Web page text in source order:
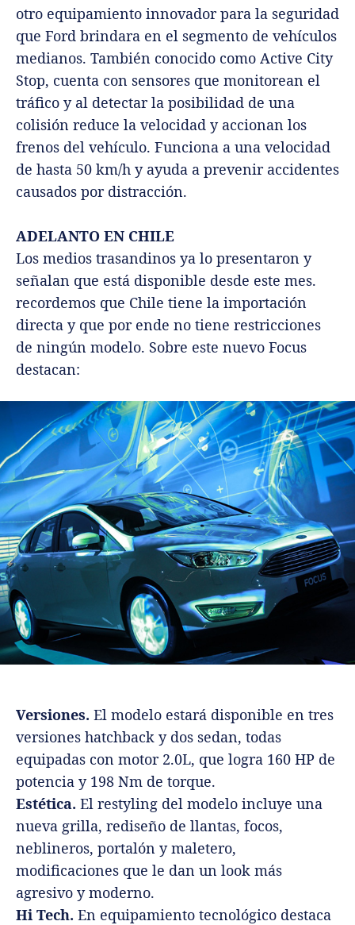
otro equipamiento innovador para la seguridad
que Ford brindara en el segmento de vehículos
medianos. También conocido como Active City
Stop, cuenta con sensores que monitorean el
tráfico y al detectar la posibilidad de una
colisión reduce la velocidad y accionan los
frenos del vehículo. Funciona a una velocidad
de hasta 50 km/h y ayuda a prevenir accidentes
causados por distracción.
ADELANTO EN CHILE
Los medios trasandinos ya lo presentaron y
señalan que está disponible desde este mes.
recordemos que Chile tiene la importación
directa y que por ende no tiene restricciones
de ningún modelo. Sobre este nuevo Focus
destacan:
Versiones. El modelo estará disponible en tres
versiones hatchback y dos sedan, todas
equipadas con motor 2.0L, que logra 160 HP de
potencia y 198 Nm de torque.
Estética. El restyling del modelo incluye una
nueva grilla, rediseño de llantas, focos,
neblineros, portalón y maletero,
modificaciones que le dan un look más
agresivo y moderno.
Hi Tech. En equipamiento tecnológico destaca